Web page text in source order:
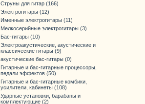
Струны для гитар (166)
Электрогитары (12)
Именные электрогитары (11)
Мелкосерийные электрогитары (3)
Бас-гитары (10)
Электроакустические, акустические и
классические гитары (9)
акустические бас-гитары (0)
Гитарные и бас-гитарные процессоры,
педали эффектов (50)
Гитарные и бас-гитарные комбики,
усилители, кабинеты (108)
Ударные установки, барабаны и
комплектующие (2)